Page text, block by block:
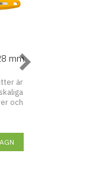
mm
är
och
1 / C)
och